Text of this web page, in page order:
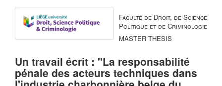
Faculté de Droit, de Science
Politique et de Criminologie
MASTER THESIS
Un travail écrit : "La responsabilité
pénale des acteurs techniques dans